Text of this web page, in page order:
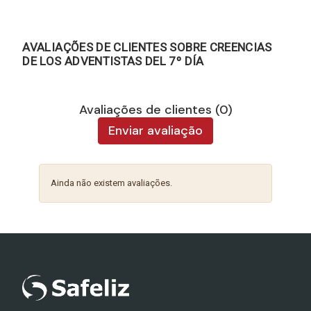
AVALIAÇÕES DE CLIENTES SOBRE CREENCIAS
DE LOS ADVENTISTAS DEL 7º DÍA
Avaliações de clientes (0)
Enviar avaliação
Ainda não existem avaliações.